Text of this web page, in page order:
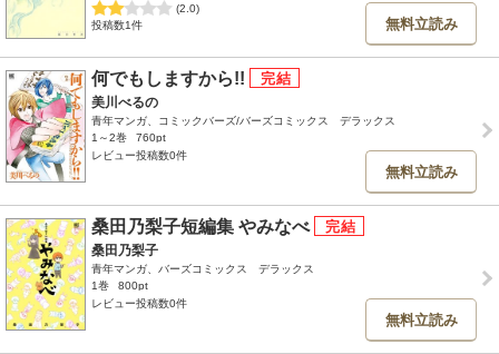
(2.0)
投稿数1件
無料立読み
何でもしますから!!
美川べるの
青年マンガ、コミックバーズ/バーズコミックス デラックス
1～2巻
760pt
レビュー投稿数0件
無料立読み
桑田乃梨子短編集 やみなべ
桑田乃梨子
青年マンガ、バーズコミックス デラックス
1巻
800pt
レビュー投稿数0件
無料立読み